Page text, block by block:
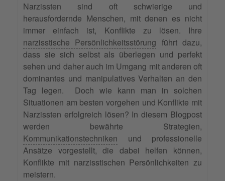
Narzissten sind oft schwierige und
herausfordernde Menschen, mit denen es nicht
immer einfach ist, Konflikte zu lösen. Ihre
narzisstische Persönlichkeitsstörung führt dazu,
dass sie sich selbst als überlegen und perfekt
sehen und daher auch im Umgang mit anderen oft
dominantes und manipulatives Verhalten an den
Tag legen. Doch wie kann man in solchen
Situationen am besten vorgehen und Konflikte mit
Narzissten erfolgreich lösen? In diesem Blogpost
werden bewährte Strategien,
Kommunikationstechniken und professionelle
Ansätze vorgestellt, die dabei helfen können,
Konflikte mit narzisstischen Persönlichkeiten zu
meistern.